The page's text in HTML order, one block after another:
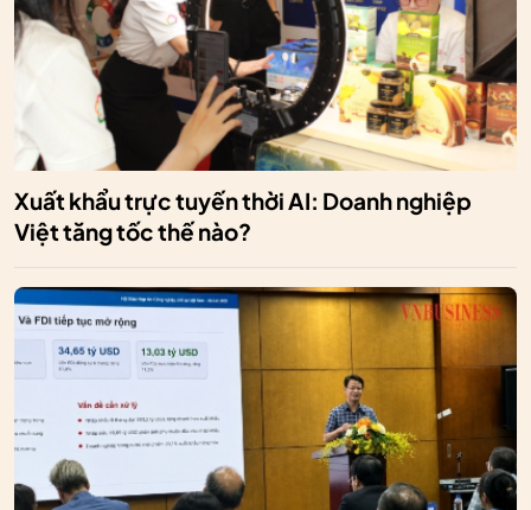
Xuất khẩu trực tuyến thời AI: Doanh nghiệp
Việt tăng tốc thế nào?